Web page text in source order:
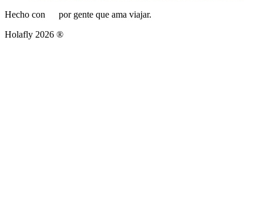
Hecho con
por gente que ama viajar.
Holafly 2026 ®